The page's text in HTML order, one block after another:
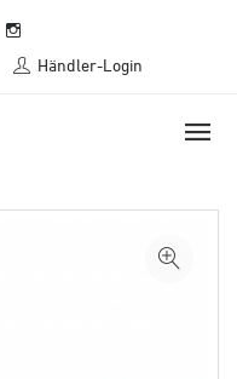
Händler-Login